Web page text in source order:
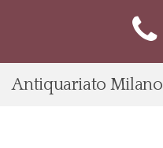
Antiquariato Milano